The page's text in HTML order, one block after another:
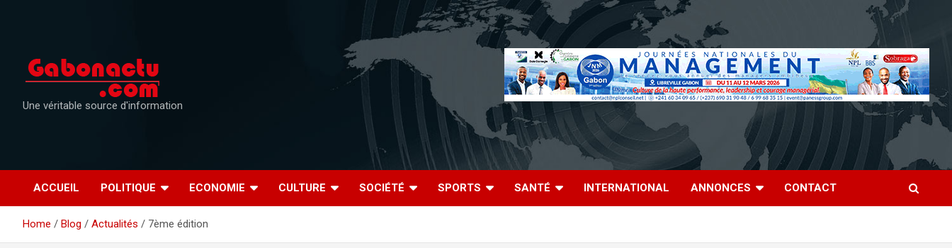
Une véritable source d'information
ACCUEIL POLITIQUE ECONOMIE CULTURE SOCIÉTÉ SPORTS SANTÉ INTERNATIONAL ANNONCES CONTACT
Home Blog Actualités 7ème édition